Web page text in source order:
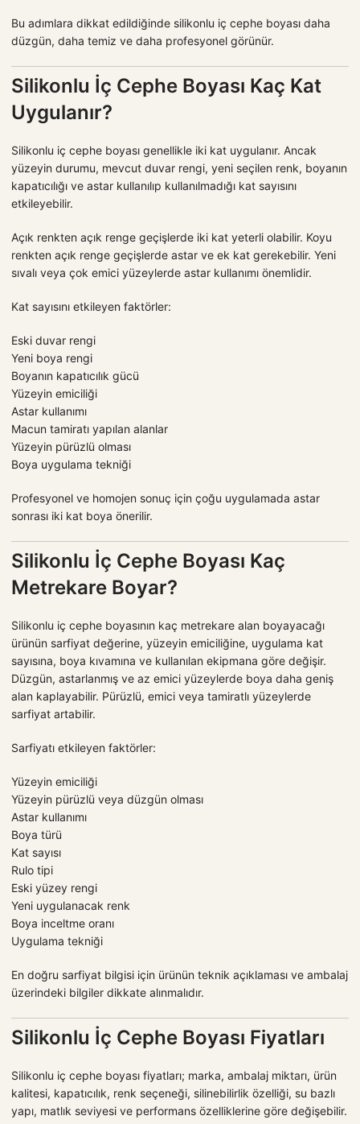
Bu adımlara dikkat edildiğinde silikonlu iç cephe boyası daha
düzgün, daha temiz ve daha profesyonel görünür.
Silikonlu İç Cephe Boyası Kaç Kat
Uygulanır?
Silikonlu iç cephe boyası genellikle iki kat uygulanır. Ancak
yüzeyin durumu, mevcut duvar rengi, yeni seçilen renk, boyanın
kapatıcılığı ve astar kullanılıp kullanılmadığı kat sayısını
etkileyebilir.
Açık renkten açık renge geçişlerde iki kat yeterli olabilir. Koyu
renkten açık renge geçişlerde astar ve ek kat gerekebilir. Yeni
sıvalı veya çok emici yüzeylerde astar kullanımı önemlidir.
Kat sayısını etkileyen faktörler:
Eski duvar rengi
Yeni boya rengi
Boyanın kapatıcılık gücü
Yüzeyin emiciliği
Astar kullanımı
Macun tamiratı yapılan alanlar
Yüzeyin pürüzlü olması
Boya uygulama tekniği
Profesyonel ve homojen sonuç için çoğu uygulamada astar
sonrası iki kat boya önerilir.
Silikonlu İç Cephe Boyası Kaç
Metrekare Boyar?
Silikonlu iç cephe boyasının kaç metrekare alan boyayacağı
ürünün sarfiyat değerine, yüzeyin emiciliğine, uygulama kat
sayısına, boya kıvamına ve kullanılan ekipmana göre değişir.
Düzgün, astarlanmış ve az emici yüzeylerde boya daha geniş
alan kaplayabilir. Pürüzlü, emici veya tamiratlı yüzeylerde
sarfiyat artabilir.
Sarfiyatı etkileyen faktörler:
Yüzeyin emiciliği
Yüzeyin pürüzlü veya düzgün olması
Astar kullanımı
Boya türü
Kat sayısı
Rulo tipi
Eski yüzey rengi
Yeni uygulanacak renk
Boya inceltme oranı
Uygulama tekniği
En doğru sarfiyat bilgisi için ürünün teknik açıklaması ve ambalaj
üzerindeki bilgiler dikkate alınmalıdır.
Silikonlu İç Cephe Boyası Fiyatları
Silikonlu iç cephe boyası fiyatları; marka, ambalaj miktarı, ürün
kalitesi, kapatıcılık, renk seçeneği, silinebilirlik özelliği, su bazlı
yapı, matlık seviyesi ve performans özelliklerine göre değişebilir.